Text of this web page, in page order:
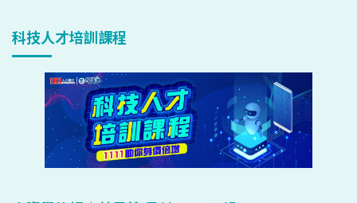
科技人才培訓課程